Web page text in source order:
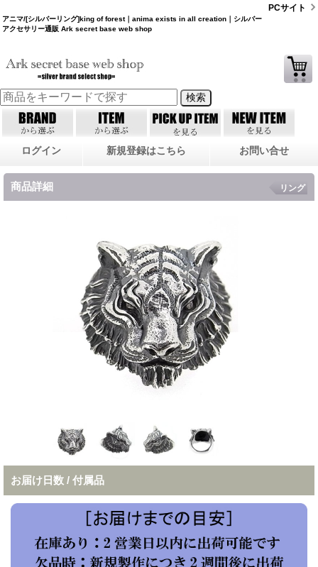
アニマ/[シルバーリング]king of forest｜anima exists in all creation｜シルバー
アクセサリー通販 Ark secret base web shop
PCサイト
ログイン 新規登録はこちら お問い合せ
商品詳細 リング
お届け日数 / 付属品